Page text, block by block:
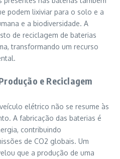
podem lixiviar para o solo e a
e a biodiversidade. A
de reciclagem de baterias
transformando um recurso
e Reciclagem
elétrico não se resume às
A fabricação das baterias é
contribuindo
de CO2 globais. Um
que a produção de uma